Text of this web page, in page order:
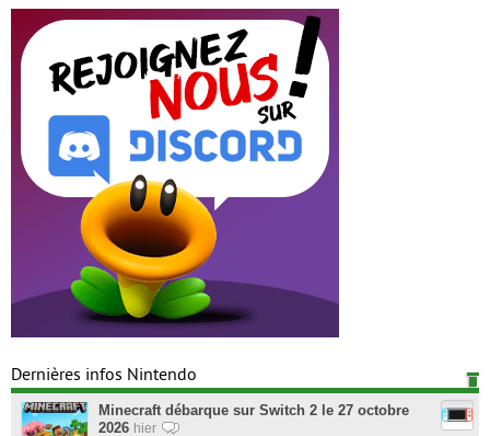
Dernières infos Nintendo
Minecraft débarque sur Switch 2 le 27 octobre
2026 hier